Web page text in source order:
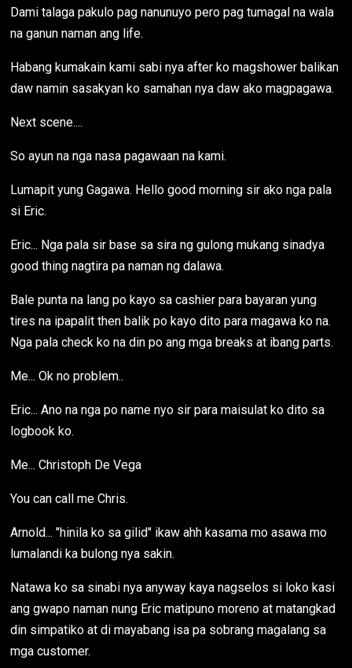
Dami talaga pakulo pag nanunuyo pero pag tumagal na wala
na ganun naman ang life.
Habang kumakain kami sabi nya after ko magshower balikan
daw namin sasakyan ko samahan nya daw ako magpagawa.
Next scene....
So ayun na nga nasa pagawaan na kami.
Lumapit yung Gagawa. Hello good morning sir ako nga pala
si Eric.
Eric... Nga pala sir base sa sira ng gulong mukang sinadya
good thing nagtira pa naman ng dalawa.
Bale punta na lang po kayo sa cashier para bayaran yung
tires na ipapalit then balik po kayo dito para magawa ko na.
Nga pala check ko na din po ang mga breaks at ibang parts.
Me... Ok no problem..
Eric... Ano na nga po name nyo sir para maisulat ko dito sa
logbook ko.
Me... Christoph De Vega
You can call me Chris.
Arnold... "hinila ko sa gilid" ikaw ahh kasama mo asawa mo
lumalandi ka bulong nya sakin.
Natawa ko sa sinabi nya anyway kaya nagselos si loko kasi
ang gwapo naman nung Eric matipuno moreno at matangkad
din simpatiko at di mayabang isa pa sobrang magalang sa
mga customer.